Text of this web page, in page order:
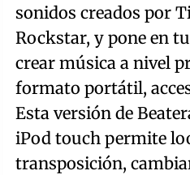
sonidos creados por
Rockstar, y pone en
crear música a nivel
formato portátil,
Esta versión de
iPod touch permite
transposición,